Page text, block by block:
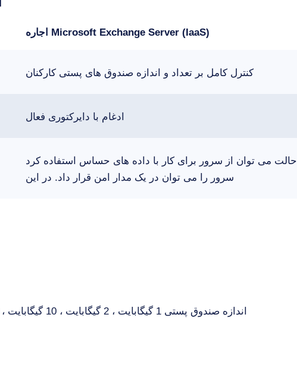
اجاره Microsoft Exchange Server (IaaS)
کنترل کامل بر تعداد و اندازه صندوق های پستی کارکنان
ادغام با دایرکتوری فعال
حالت می توان از سرور برای کار با داده های حساس استفاده کرد
سرور را می توان در یک مدار امن قرار داد. در این
- اندازه صندوق پستی 1 گیگابایت ، 2 گیگابایت ، 10 گیگابایت ، 20 گیگابایت و 50 گیگابایت برای انتخاب در دسترس است